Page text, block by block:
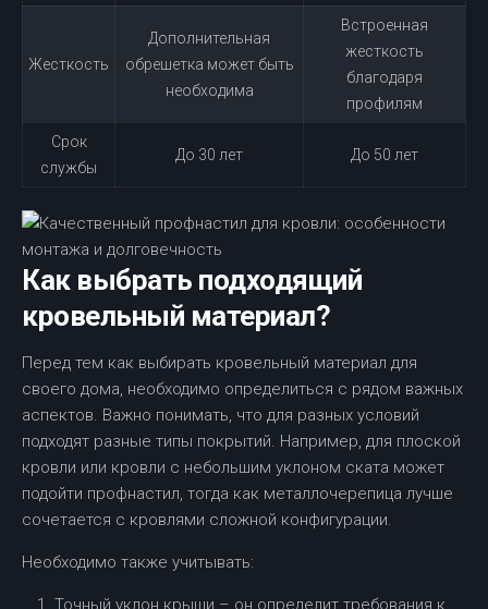
Жесткость
Дополнительная
обрешетка может быть
необходима
Встроенная
жесткость
благодаря
профилям
Срок
службы
До 30 лет До 50 лет
Как выбрать подходящий
кровельный материал?
Перед тем как выбирать кровельный материал для
своего дома, необходимо определиться с рядом важных
аспектов. Важно понимать, что для разных условий
подходят разные типы покрытий. Например, для плоской
кровли или кровли с небольшим уклоном ската может
подойти профнастил, тогда как металлочерепица лучше
сочетается с кровлями сложной конфигурации.
Необходимо также учитывать:
Точный уклон крыши – он определит требования к